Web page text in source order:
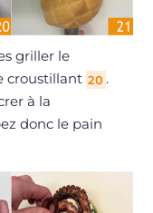
griller le
croustillant 20 .
à la
donc le pain